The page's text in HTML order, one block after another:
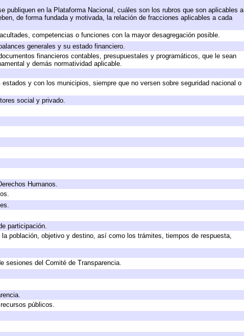
publiquen en la Plataforma Nacional, cuáles son los rubros que son aplicables a
de forma fundada y motivada, la relación de fracciones aplicables a cada
competencias o funciones con la mayor desagregación posible.
generales y su estado financiero.
financieros contables, presupuestales y programáticos, que le sean
y demás normatividad aplicable.
y con los municipios, siempre que no versen sobre seguridad nacional o
social y privado.
Humanos.
participación.
población, objetivo y destino, así como los trámites, tiempos de respuesta,
sesiones del Comité de Transparencia.
públicos.